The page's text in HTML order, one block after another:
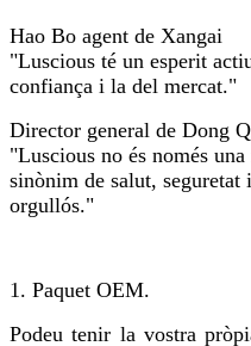
Hao Bo agent de Xangai
"Luscious té un esperit
confiança i la del mercat."
Director general de Dong
"Luscious no és només
sinònim de salut,
orgullós."
1. Paquet OEM.
Podeu tenir la vostra